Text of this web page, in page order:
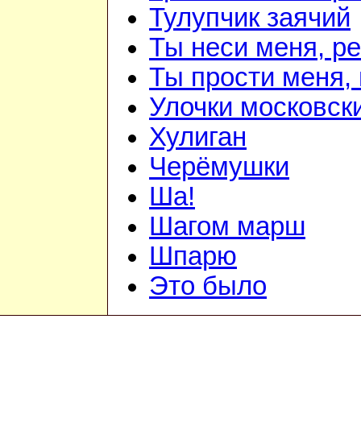
Тулупчик заячий
Ты неси меня,
Ты прости
Улочки
Хулиган
Черёмушки
Ша!
Шагом марш
Шпарю
Это было